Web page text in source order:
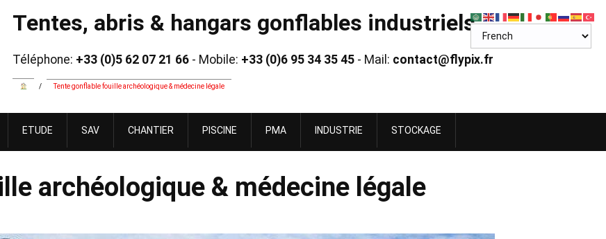
Tentes, abris & hangars gonflables industriels
Téléphone: +33 (0)5 62 07 21 66 - Mobile: +33 (0)6 95 34 35 45 - Mail: contact@flypix.fr
/ Tente gonflable fouille archéologique & médecine légale
ETUDE SAV CHANTIER PISCINE PMA INDUSTRIE STOCKAGE
archéologique & médecine légale